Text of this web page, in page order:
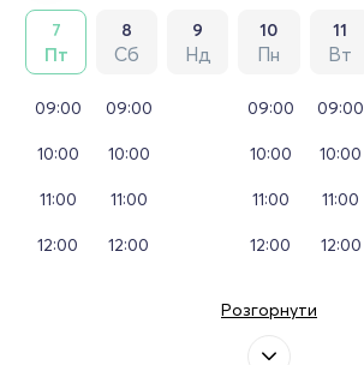
7
Пт
8
Сб
9
Нд
10
Пн
11
Вт
09:00
10:00
11:00
12:00
09:00
10:00
11:00
12:00
09:00
10:00
11:00
12:00
09:00
10:00
11:00
12:00
Розгорнути